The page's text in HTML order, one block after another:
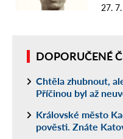
27.
DOPORUČENÉ
Chtěla zhubnout,
Příčinou byl až
Královské město
pověsti. Znáte